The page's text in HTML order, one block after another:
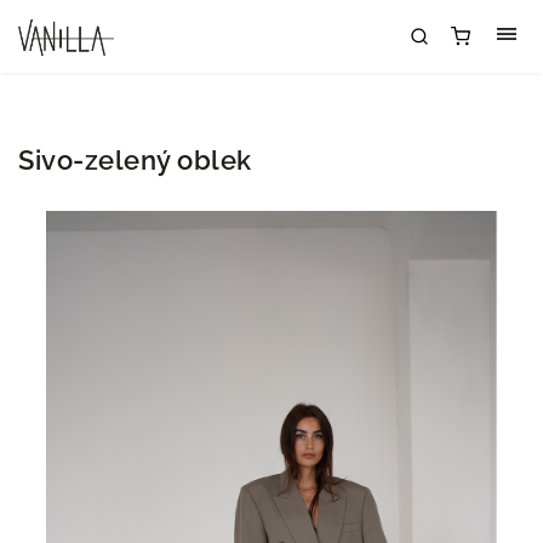
Sivo-zelený oblek